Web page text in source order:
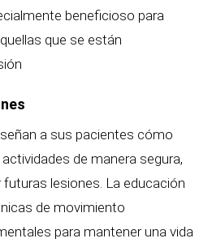
beneficioso para
que se están
a sus pacientes cómo
de manera segura,
futuras lesiones. La educación
de movimiento
para mantener una vida